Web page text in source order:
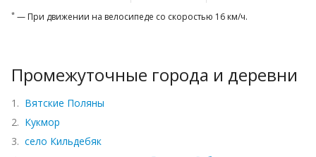
* — При движении на велосипеде со скоростью 16 км/ч.
Промежуточные города и деревни
1. Вятские Поляны
2. Кукмор
3. село Кильдебяк